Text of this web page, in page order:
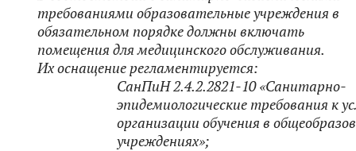
требованиями образовательные учреждения в
обязательном порядке должны включать
помещения для медицинского обслуживания.
Их оснащение регламентируется:
СанПиН 2.4.2.2821-10 «Санитарно-
эпидемиологические требования к
организации обучения в
учреждениях»;